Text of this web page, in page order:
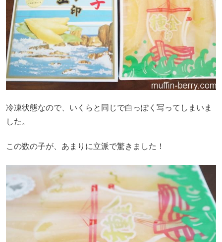
冷凍状態なので、いくらと同じで白っぽく写ってしまいま
した。
この数の子が、あまりに立派で驚きました！